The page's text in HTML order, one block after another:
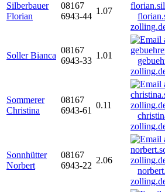
Silberbauer
Florian
08167
6943-44
1.07
Soller Bianca
08167
6943-33
1.01
Sommerer
Christina
08167
6943-61
0.11
Sonnhütter
Norbert
08167
6943-22
2.06